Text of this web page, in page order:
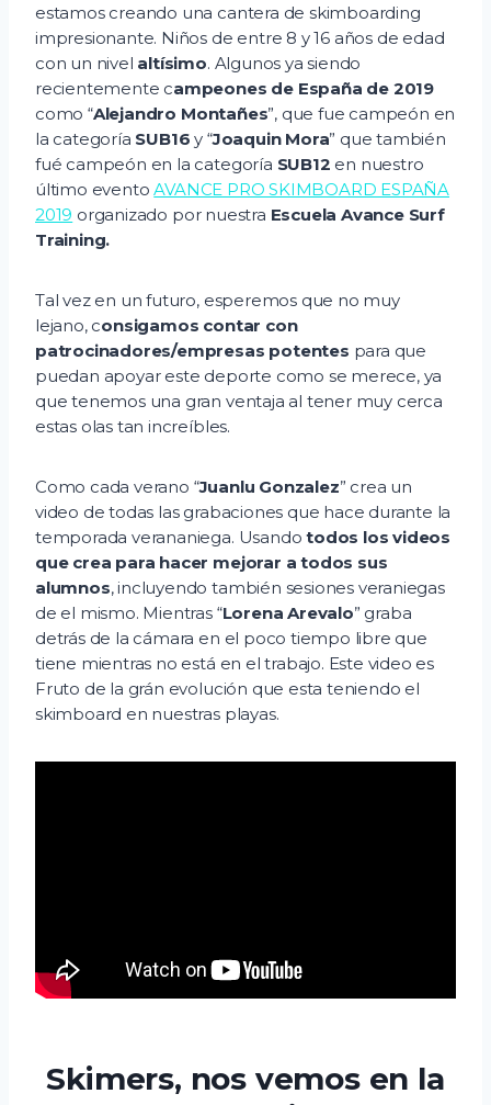
estamos creando una cantera de skimboarding
impresionante. Niños de entre 8 y 16 años de edad
con un nivel altísimo. Algunos ya siendo
recientemente campeones de España de 2019
como “Alejandro Montañes”, que fue campeón en
la categoría SUB16 y “Joaquin Mora” que también
fué campeón en la categoría SUB12 en nuestro
último eventoAVANCE PRO SKIMBOARD ESPAÑA
2019 organizado por nuestra Escuela Avance Surf
Training.
Tal vez en un futuro, esperemos que no muy
lejano, consigamos contar con
patrocinadores/empresas potentes para que
puedan apoyar este deporte como se merece, ya
que tenemos una gran ventaja al tener muy cerca
estas olas tan increíbles.
Como cada verano “Juanlu Gonzalez” crea un
video de todas las grabaciones que hace durante la
temporada verananiega. Usandotodos los videos
que crea para hacer mejorar a todos sus
alumnos, incluyendo también sesiones veraniegas
de el mismo. Mientras “Lorena Arevalo” graba
detrás de la cámara en el poco tiempo libre que
tiene mientras no está en el trabajo. Este video es
Fruto de la grán evolución que esta teniendo el
skimboard en nuestras playas.
Skimers, nos vemos en la